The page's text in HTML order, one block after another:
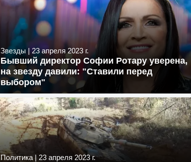
Звезды | 23 апреля 2023 г.
Бывший директор Софии Ротару уверена,
на звезду давили: "Ставили перед
выбором"
Политика | 23 апреля 2023 г.